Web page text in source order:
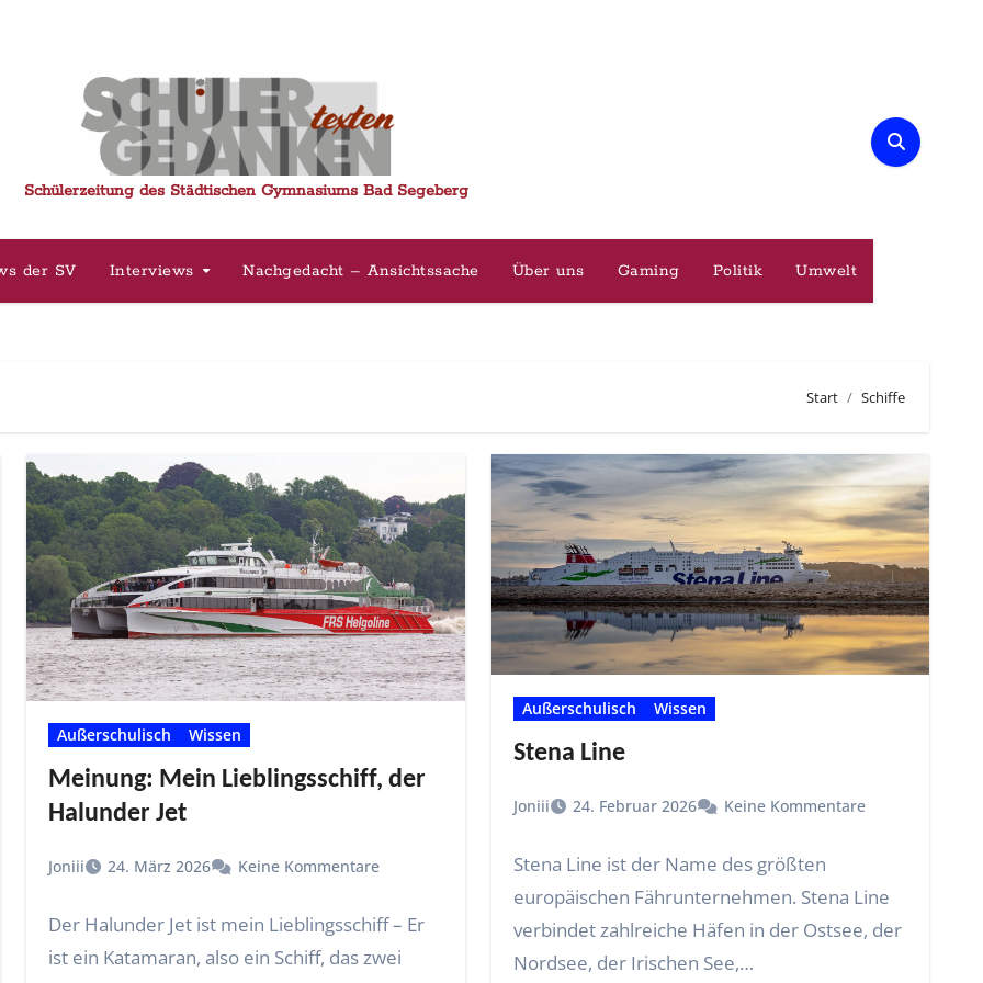
Schülerzeitung des Städtischen Gymnasiums Bad Segeberg
der SV Interviews Nachgedacht – Ansichtssache Über uns Gaming Politik Umwelt
Start Schiffe
Außerschulisch Wissen
Meinung: Mein Lieblingsschiff, der
Halunder Jet
Joniii 24. März 2026 Keine Kommentare
Der Halunder Jet ist mein Lieblingsschiff – Er
ist ein Katamaran, also ein Schiff, das zwei
Außerschulisch Wissen
Stena Line
Joniii 24. Februar 2026 Keine Kommentare
Stena Line ist der Name des größten
europäischen Fährunternehmen. Stena Line
verbindet zahlreiche Häfen in der Ostsee, der
Nordsee, der Irischen See,…